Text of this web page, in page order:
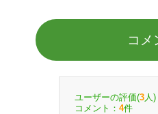
コメ
ユーザーの評価(3 人)
コメント： 4件